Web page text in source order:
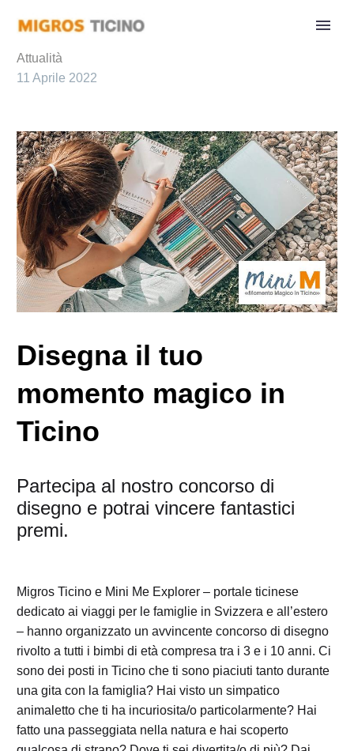
Attualità
11 Aprile 2022
Disegna il tuo
momento magico in
Ticino
Partecipa al nostro concorso di
disegno e potrai vincere fantastici
premi.
Migros Ticino e Mini Me Explorer – portale ticinese
dedicato ai viaggi per le famiglie in Svizzera e all’estero
– hanno organizzato un avvincente concorso di disegno
rivolto a tutti i bimbi di età compresa tra i 3 e i 10 anni. Ci
sono dei posti in Ticino che ti sono piaciuti tanto durante
una gita con la famiglia? Hai visto un simpatico
animaletto che ti ha incuriosita/o particolarmente? Hai
fatto una passeggiata nella natura e hai scoperto